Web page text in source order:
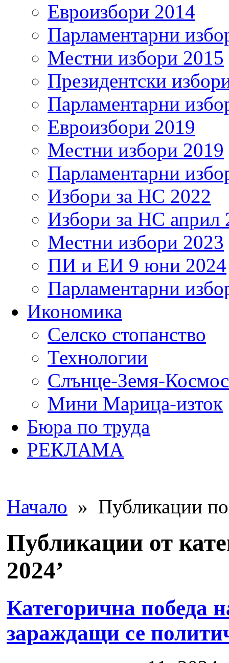
Евроизбори 2014
Парламентарни
Местни избори 2015
Президентски
Парламентарни
Евроизбори 2019
Местни избори 2019
Парламентарни
Избори за НС 2022
Избори за НС април
Местни избори 2023
ПИ и ЕИ 9 юни 2024
Парламентарни
Икономика
Селско стопанство
Технологии
Слънце-Земя-Космос
Мини Марица-изток
Бюра по труда
РЕКЛАМА
Начало » Публикации по
Публикации от
2024’
Категорична
зараждащи се